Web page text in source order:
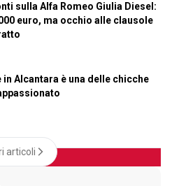
sulla Alfa Romeo Giulia Diesel:
euro, ma occhio alle clausole
in Alcantara è una delle chicche
articoli